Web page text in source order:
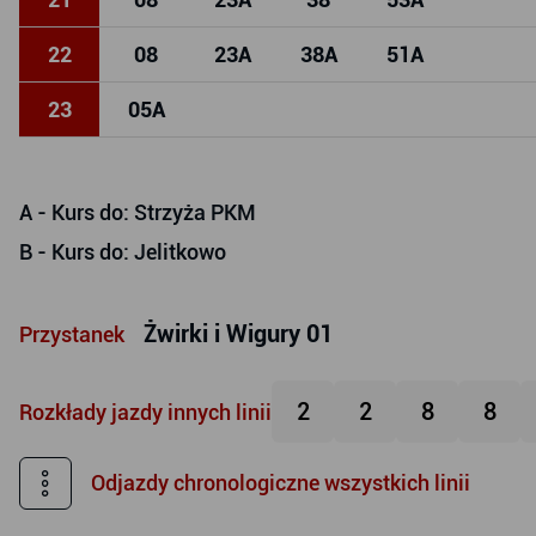
22 08 23A 38A 51A
23 05A
A - Kurs do: Strzyża PKM
B - Kurs do: Jelitkowo
Przystanek Żwirki i Wigury 01
Rozkłady jazdy innych linii 2 2 8 8
Odjazdy chronologiczne wszystkich linii